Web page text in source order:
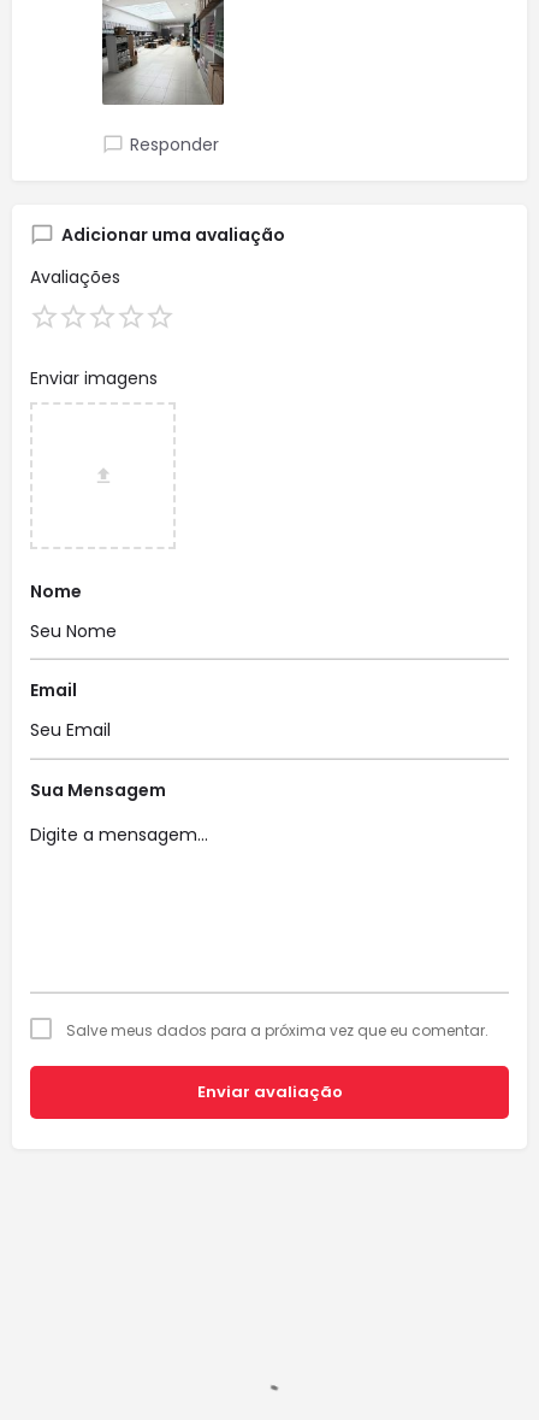
Responder
Adicionar uma avaliação
Avaliações
Enviar imagens
Nome
Email
Sua Mensagem
Salve meus dados para a próxima vez que eu comentar.
Enviar avaliação